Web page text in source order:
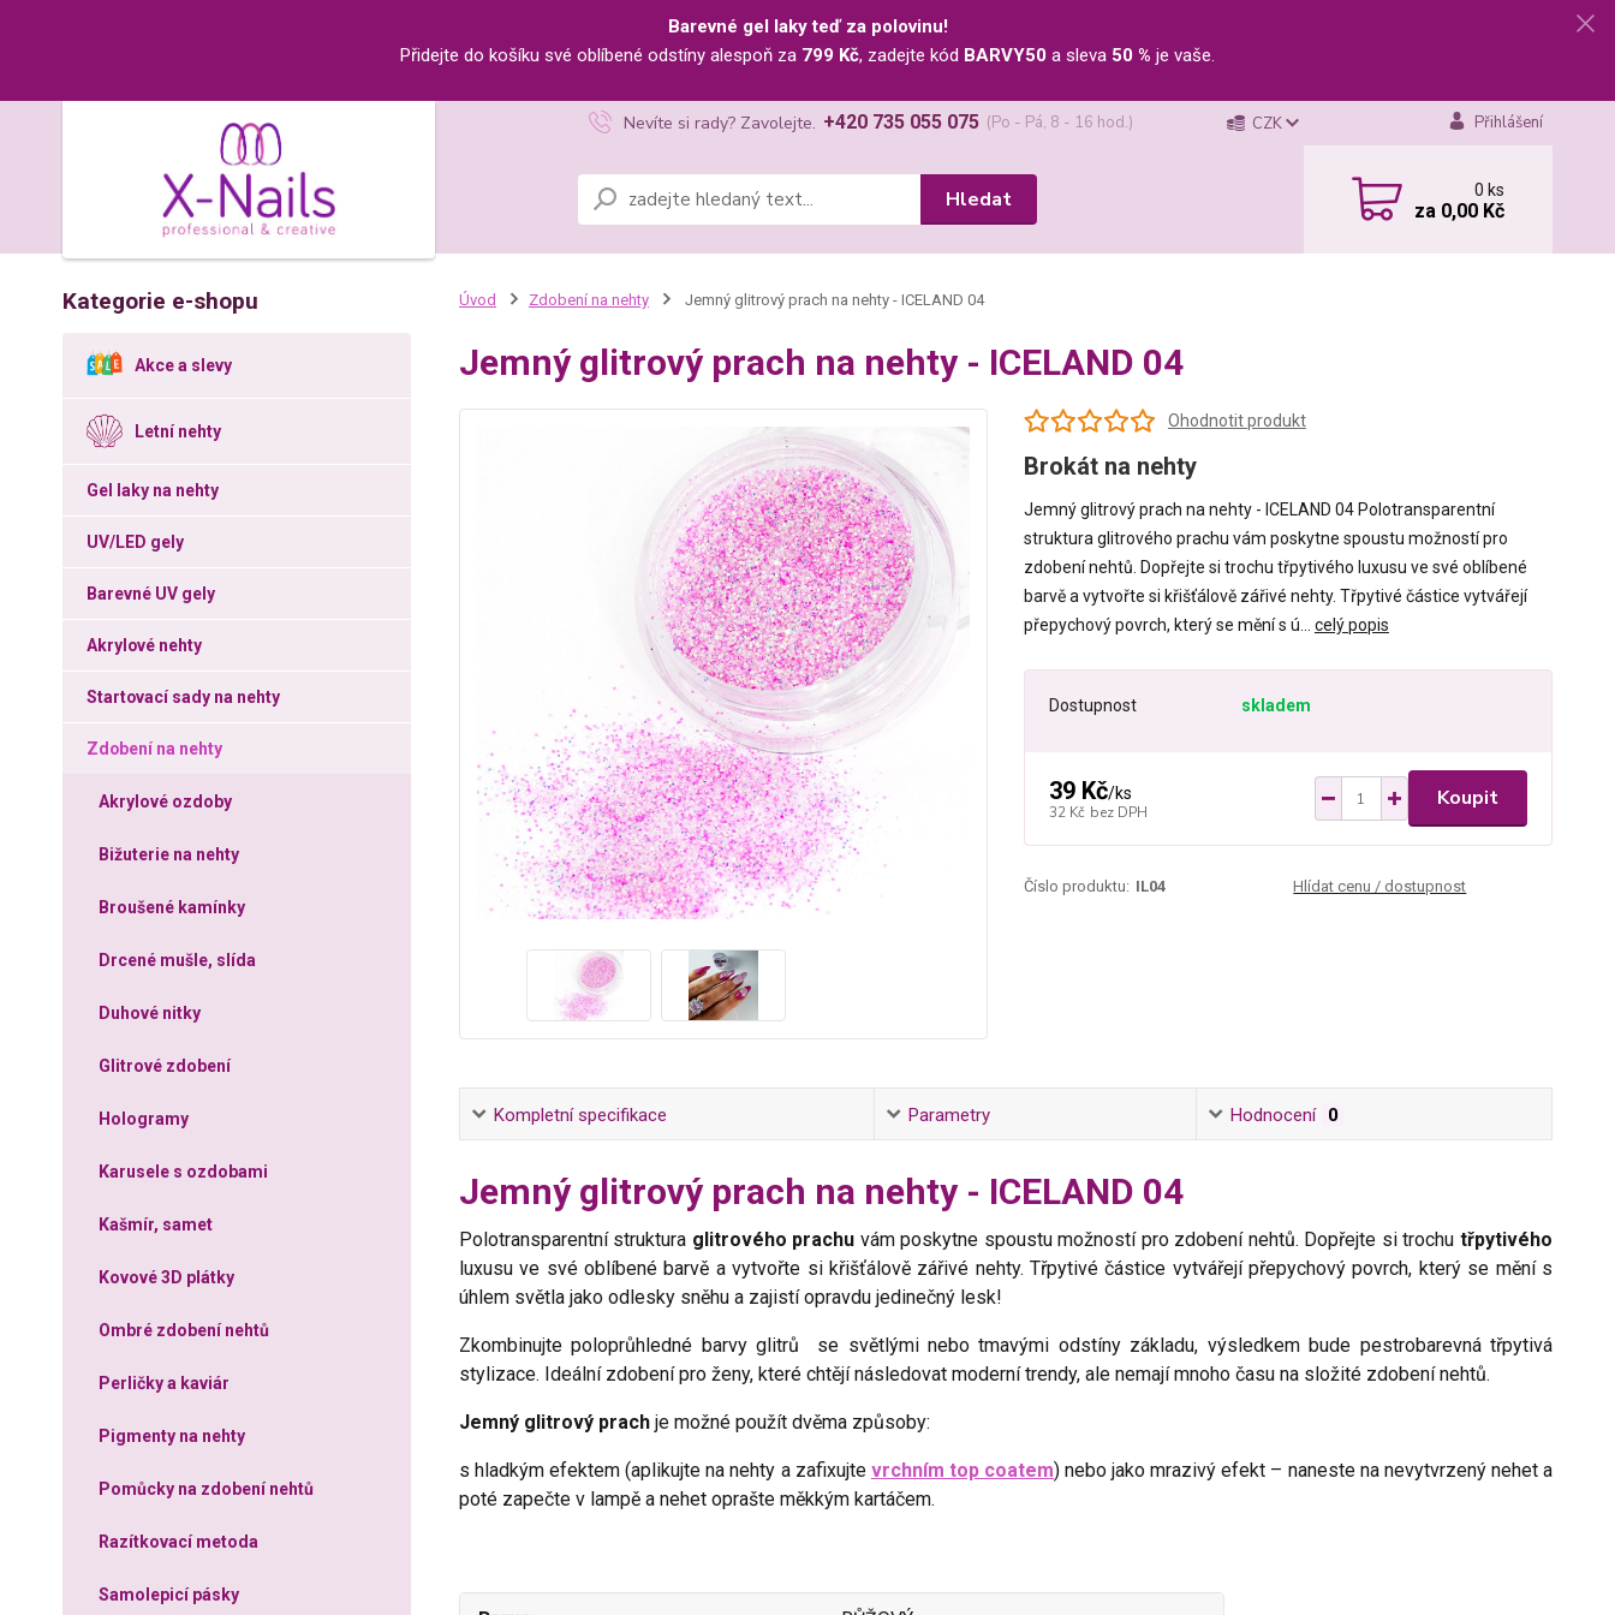
Barevné gel laky teď za polovinu!
Přidejte do košíku své oblíbené odstíny alespoň za 799 Kč, zadejte kód BARVY50 a sleva 50 % je vaše.
CZK Přihlášení
Hledat
Nevíte si rady? Zavolejte. +420 735 055 075 (Po - Pá, 8 - 16 hod.)
0ks
za 0,00 Kč
Kategorie e-shopu
Akce a slevy
Letní nehty
Gel laky na nehty
UV/LED gely
Barevné UV gely
Akrylové nehty
Startovací sady na nehty
Zdobení na nehty
Akrylové ozdoby
Bižuterie na nehty
Broušené kamínky
Drcené mušle, slída
Duhové nitky
Glitrové zdobení
Hologramy
Karusele s ozdobami
Kašmír, samet
Kovové 3D plátky
Ombré zdobení nehtů
Perličky a kaviár
Pigmenty na nehty
Pomůcky na zdobení nehtů
Razítkovací metoda
Samolepicí pásky
Úvod Zdobení na nehty Jemný glitrový prach na nehty - ICELAND 04
Jemný glitrový prach na nehty - ICELAND 04
Ohodnotit produkt
Brokát na nehty
Jemný glitrový prach na nehty - ICELAND 04 Polotransparentní
struktura glitrového prachu vám poskytne spoustu možností pro
zdobení nehtů. Dopřejte si trochu třpytivého luxusu ve své oblíbené
barvě a vytvořte si křišťálově zářivé nehty. Třpytivé částice vytvářejí
přepychový povrch, který se mění s ú... celý popis
Dostupnost skladem
39 Kč/ks
32 Kč bez DPH
Koupit
Číslo produktu: IL04 Hlídat cenu / dostupnost
Kompletní specifikace Parametry Hodnocení 0
Jemný glitrový prach na nehty - ICELAND 04
Polotransparentní struktura glitrového prachu vám poskytne spoustu možností pro zdobení nehtů. Dopřejte si trochu třpytivého
luxusu ve své oblíbené barvě a vytvořte si křišťálově zářivé nehty. Třpytivé částice vytvářejí přepychový povrch, který se mění s
úhlem světla jako odlesky sněhu a zajistí opravdu jedinečný lesk!
Zkombinujte poloprůhledné barvy glitrů se světlými nebo tmavými odstíny základu, výsledkem bude pestrobarevná třpytivá
stylizace. Ideální zdobení pro ženy, které chtějí následovat moderní trendy, ale nemají mnoho času na složité zdobení nehtů.
Jemný glitrový prachje možné použít dvěma způsoby:
s hladkým efektem (aplikujte na nehty a zafixujte vrchním top coatem) nebo jako mrazivý efekt – naneste na nevytvrzený nehet a
poté zapečte v lampě a nehet oprašte měkkým kartáčem.